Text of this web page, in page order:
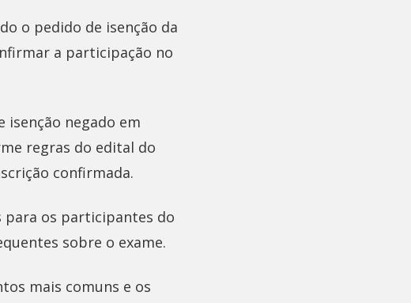
o pedido de isenção da
a participação no
isenção negado em
regras do edital do
confirmada.
para os participantes do
sobre o exame.
mais comuns e os